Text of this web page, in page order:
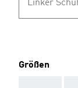
Linker
Größen